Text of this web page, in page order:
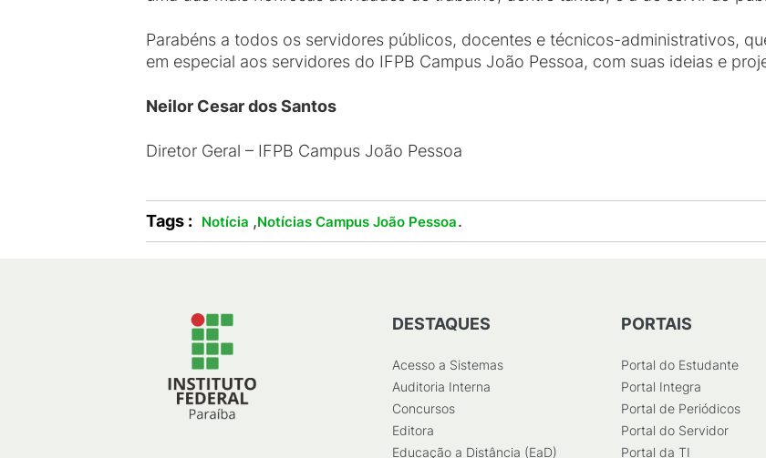
Parabéns a todos os servidores públicos, docentes e técnicos-administrativos,
em especial aos servidores do IFPB Campus João Pessoa, com suas ideias e
Neilor Cesar dos Santos
Diretor Geral – IFPB Campus João Pessoa
Tags : Notícia ,Notícias Campus João Pessoa.
DESTAQUES
Acesso a Sistemas
Auditoria Interna
Concursos
Editora
Educação a Distância (EaD)
PORTAIS
Portal do Estudante
Portal Integra
Portal de Periódicos
Portal do Servidor
Portal da TI